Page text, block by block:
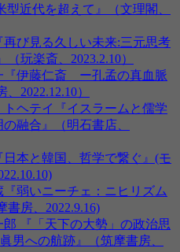
近代を超えて』（文理閣、
再び見る久しい未来:三元思考
玩楽斎、2023.2.10）
『伊藤仁斎 ー孔孟の真血脈
2022.12.10）
トヘテイ『イスラームと儒学
融合』（明石書店、
日本と韓国、哲学で繋ぐ』(モ
『弱いニーチェ：ニヒリズム
書房、2022.9.16)
郎 『「天下の大勢」の政治思
への航跡』（筑摩書房、